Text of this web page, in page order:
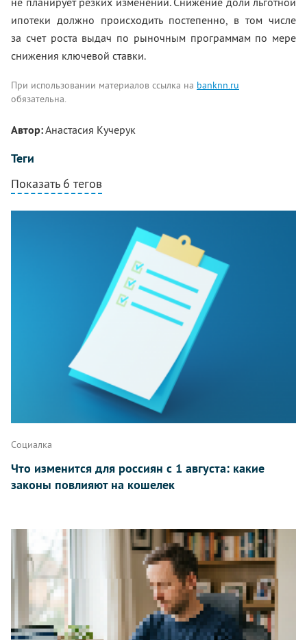
ипотеки должно происходить постепенно, в том числе
за счет роста выдач по рыночным программам по мере
снижения ключевой ставки.
При использовании материалов ссылка на banknn.ru
обязательна.
Автор:Анастасия Кучерук
Теги
Показать 6 тегов
Написать
Социалка
Что изменится для россиян с 1 августа: какие
законы повлияют на кошелек